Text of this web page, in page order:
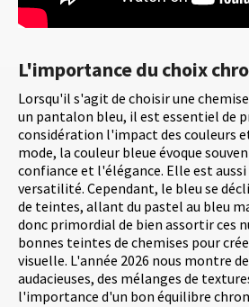
L'importance du choix
Lorsqu'il s'agit de choisir une
un pantalon bleu, il est essentiel de
considération l'impact des couleurs
mode, la couleur bleue évoque
confiance et l'élégance. Elle est
versatilité. Cependant, le bleu se
de teintes, allant du pastel au bleu
donc primordial de bien assortir ces
bonnes teintes de chemises pour
visuelle. L'année 2026 nous montre
audacieuses, des mélanges de
l'importance d'un bon équilibre